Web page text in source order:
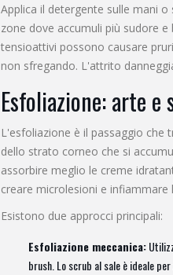
Applica il detergente sulle mani
zone dove accumuli più sudore
tensioattivi possono causare
non sfregando. L'attrito
Esfoliazione: arte
L'esfoliazione è il passaggio che
dello strato corneo che si
assorbire meglio le creme
creare microlesioni e infiammare
Esistono due approcci principali:
Esfoliazione meccanica:
brush. Lo scrub al sale è ideale